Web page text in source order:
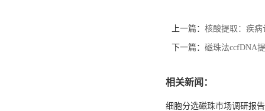
上一篇： 核酸提取：疾
下一篇： 磁珠法ccfDNA
相关新闻：
细胞分选磁珠市场调研报告